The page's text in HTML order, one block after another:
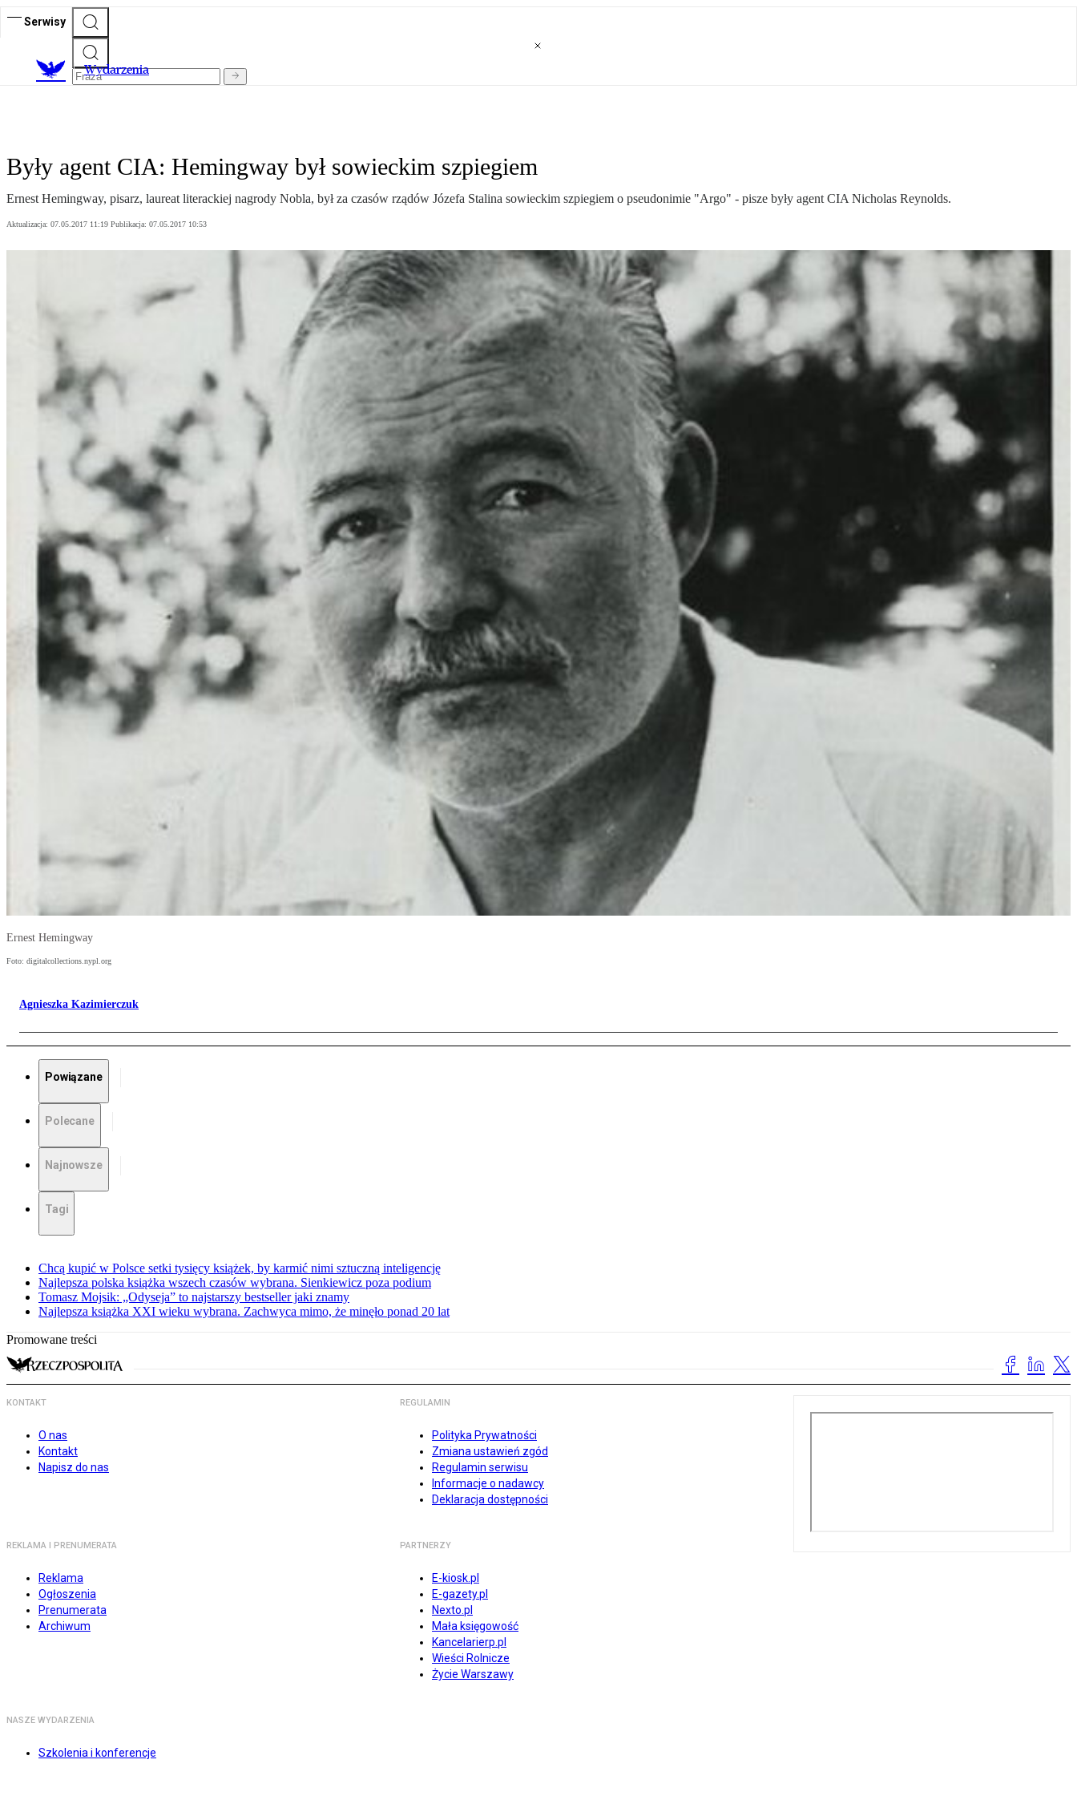
Serwisy
Wydarzenia
Były agent CIA: Hemingway był sowieckim szpiegiem
Ernest Hemingway, pisarz, laureat literackiej nagrody Nobla, był za czasów rządów Józefa Stalina sowieckim szpiegiem o pseudonimie "Argo" - pisze były agent CIA Nicholas Reynolds.
Aktualizacja: 07.05.2017 11:19 Publikacja: 07.05.2017 10:53
Ernest Hemingway
Foto: digitalcollections.nypl.org
Agnieszka Kazimierczuk
Powiązane
Polecane
Najnowsze
Tagi
Chcą kupić w Polsce setki tysięcy książek, by karmić nimi sztuczną inteligencję
Najlepsza polska książka wszech czasów wybrana. Sienkiewicz poza podium
Tomasz Mojsik: „Odyseja” to najstarszy bestseller jaki znamy
Najlepsza książka XXI wieku wybrana. Zachwyca mimo, że minęło ponad 20 lat
Promowane treści
KONTAKT
O nas
Kontakt
Napisz do nas
REGULAMIN
Polityka Prywatności
Zmiana ustawień zgód
Regulamin serwisu
Informacje o nadawcy
Deklaracja dostępności
REKLAMA I PRENUMERATA
Reklama
Ogłoszenia
Prenumerata
Archiwum
PARTNERZY
E-kiosk.pl
E-gazety.pl
Nexto.pl
Mała księgowość
Kancelarierp.pl
Wieści Rolnicze
Życie Warszawy
NASZE WYDARZENIA
Szkolenia i konferencje